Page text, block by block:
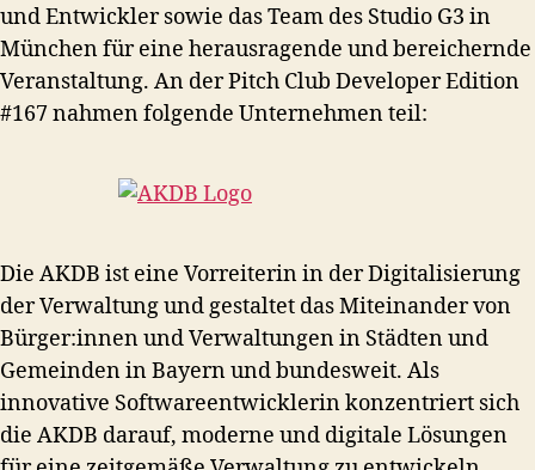
und Entwickler sowie das Team des Studio G3 in
München für eine herausragende und bereichernde
Veranstaltung. An der Pitch Club Developer Edition
#167 nahmen folgende Unternehmen teil:
Die AKDB ist eine Vorreiterin in der Digitalisierung
der Verwaltung und gestaltet das Miteinander von
Bürger:innen und Verwaltungen in Städten und
Gemeinden in Bayern und bundesweit. Als
innovative Softwareentwicklerin konzentriert sich
die AKDB darauf, moderne und digitale Lösungen